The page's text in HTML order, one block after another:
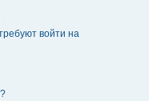
войти на